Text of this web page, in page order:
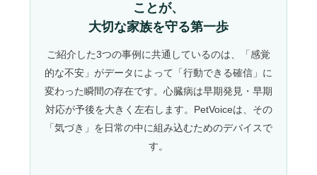
ことが、
大切な家族を守る第一歩
ご紹介した3つの事例に共通しているのは、「感覚
的な不安」がデータによって「行動できる確信」に
変わった瞬間の存在です。心臓病は早期発見・早期
対応が予後を大きく左右します。PetVoiceは、その
「気づき」を日常の中に組み込むためのデバイスで
す。